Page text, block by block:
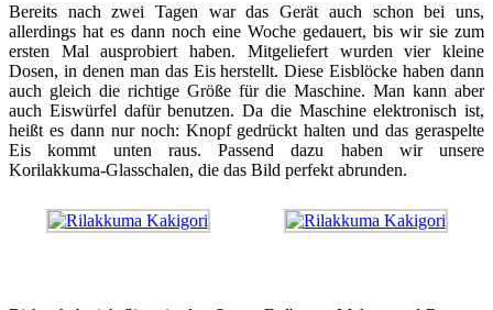
Bereits nach zwei Tagen war das Gerät auch schon bei uns,
allerdings hat es dann noch eine Woche gedauert, bis wir sie zum
ersten Mal ausprobiert haben. Mitgeliefert wurden vier kleine
Dosen, in denen man das Eis herstellt. Diese Eisblöcke haben dann
auch gleich die richtige Größe für die Maschine. Man kann aber
auch Eiswürfel dafür benutzen. Da die Maschine elektronisch ist,
heißt es dann nur noch: Knopf gedrückt halten und das geraspelte
Eis kommt unten raus. Passend dazu haben wir unsere
Korilakkuma-Glasschalen, die das Bild perfekt abrunden.